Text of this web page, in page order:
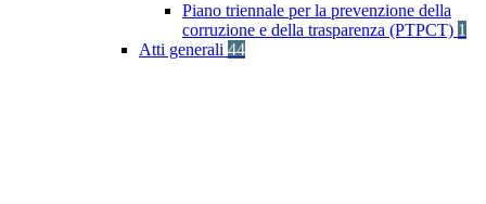
Piano triennale per la prevenzione della
corruzione e della trasparenza (PTPCT) 1
Atti generali 44